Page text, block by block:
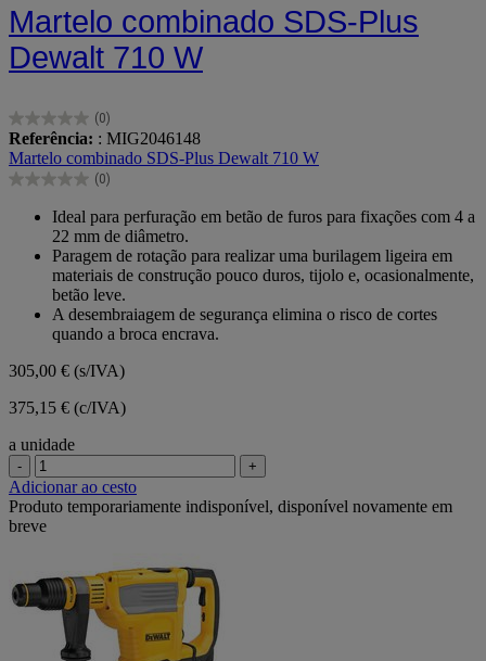
Martelo combinado SDS-Plus
Dewalt 710 W
(0)
0.0
em
5
estrelas.
Referência: : MIG2046148
Martelo combinado SDS-Plus Dewalt 710 W
(0)
0.0
estrelas.
Ideal para perfuração em betão de furos para fixações com 4 a
22 mm de diâmetro.
Paragem de rotação para realizar uma burilagem ligeira em
materiais de construção pouco duros, tijolo e, ocasionalmente,
betão leve.
A desembraiagem de segurança elimina o risco de cortes
quando a broca encrava.
305,00 € (s/IVA)
375,15 € (c/IVA)
a unidade
- +
Adicionar ao cesto
Produto temporariamente indisponível, disponível novamente em
breve